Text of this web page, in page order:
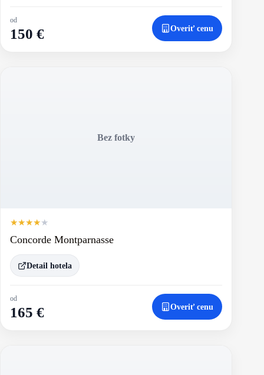
od
150 € Overiť cenu
Bez fotky
★★★★★
Concorde Montparnasse
Detail hotela
od
165 € Overiť cenu